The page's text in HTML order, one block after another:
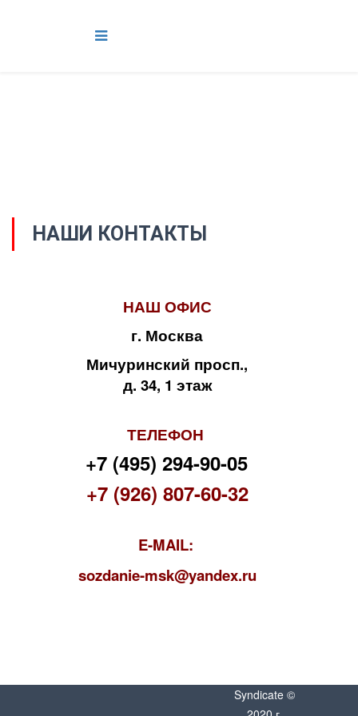
НАШИ КОНТАКТЫ
НАШ ОФИС
г. Москва
Мичуринский просп.,
д. 34, 1 этаж
ТЕЛЕФОН
+7 (495) 294-90-05
+7 (926) 807-60-32
E-MAIL:
sozdanie-msk@yandex.ru
Syndicate ©